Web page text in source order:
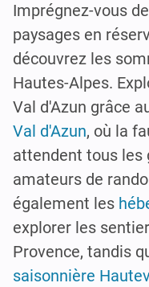
Imprégnez-vous
paysages en
découvrez les
Hautes-Alpes.
Val d'Azun grâce
Val d'Azun, où la
attendent tous les
amateurs de
également les
explorer les
Provence, tandis
saisonnière